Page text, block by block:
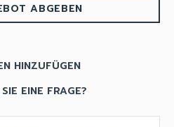
ABGEBEN
HINZUFÜGEN
EINE FRAGE?